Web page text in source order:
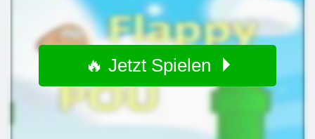
🔥 Jetzt Spielen